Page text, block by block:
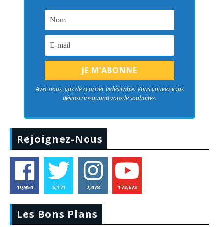
Avec nous, pas de courrier indésirable. Vous pouvez vous
désinscrire quand vous le souhaitez.
Rejoignez-Nous
10,954 5,171 2,478 173,673
Les Bons Plans